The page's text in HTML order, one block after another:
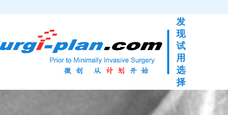
发
现
试
用
选
择